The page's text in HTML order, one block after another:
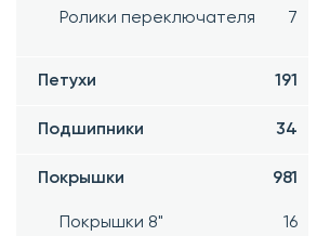
Ролики переключателя 7
Петухи 191
Подшипники 34
Покрышки 981
Покрышки 8"
16